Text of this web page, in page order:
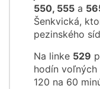
550, 555 a
Šenkvická,
pezinského
Na linke 529
hodín
120 na 60